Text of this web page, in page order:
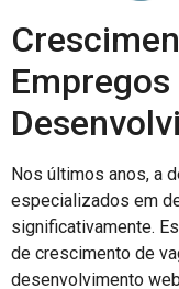
Nos últimos anos, a
especializados em
significativamente.
de crescimento de
desenvolvimento